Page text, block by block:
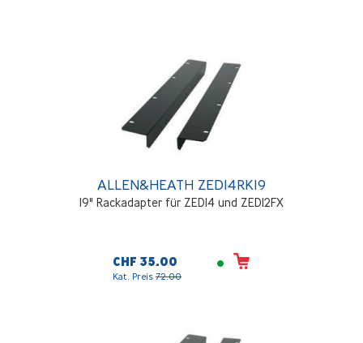
ALLEN&HEATH ZED14RK19
19" Rackadapter für ZED14 und ZED12FX
CHF 35.00
Kat. Preis 72.00